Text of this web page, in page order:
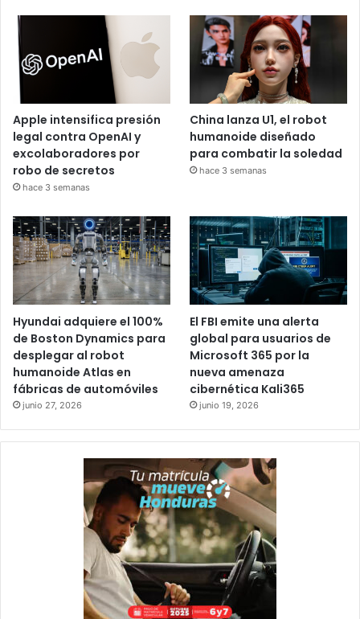
Apple intensifica presión
legal contra OpenAI y
excolaboradores por
robo de secretos
hace 3 semanas
China lanza U1, el robot
humanoide diseñado
para combatir la soledad
hace 3 semanas
Hyundai adquiere el 100%
de Boston Dynamics para
desplegar al robot
humanoide Atlas en
fábricas de automóviles
junio 27, 2026
El FBI emite una alerta
global para usuarios de
Microsoft 365 por la
nueva amenaza
cibernética Kali365
junio 19, 2026